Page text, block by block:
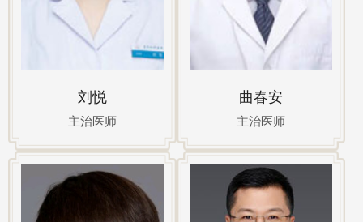
刘悦
主治医师
曲春安
主治医师